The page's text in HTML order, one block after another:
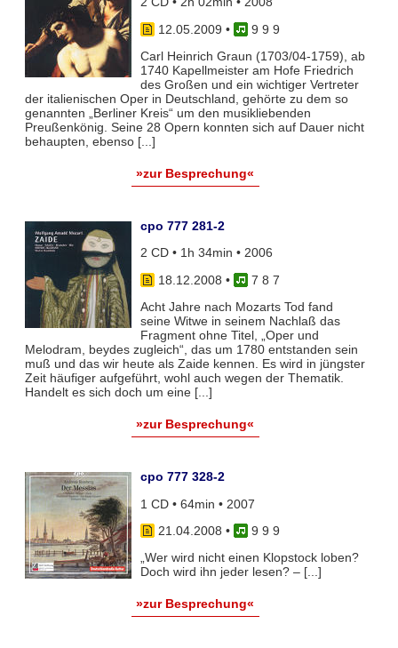
12.05.2009 •
9 9 9
Carl Heinrich Graun (1703/04-1759), ab
1740 Kapellmeister am Hofe Friedrich
des Großen und ein wichtiger Vertreter
der italienischen Oper in Deutschland, gehörte zu dem so
genannten „Berliner Kreis“ um den musikliebenden
Preußenkönig. Seine 28 Opern konnten sich auf Dauer nicht
behaupten, ebenso [...]
»zur Besprechung«
cpo 777 281-2
2 CD • 1h 34min • 2006
18.12.2008 •
7 8 7
Acht Jahre nach Mozarts Tod fand
seine Witwe in seinem Nachlaß das
Fragment ohne Titel, „Oper und
Melodram, beydes zugleich“, das um 1780 entstanden sein
muß und das wir heute als Zaide kennen. Es wird in jüngster
Zeit häufiger aufgeführt, wohl auch wegen der Thematik.
Handelt es sich doch um eine [...]
»zur Besprechung«
cpo 777 328-2
1 CD • 64min • 2007
21.04.2008 •
9 9 9
„Wer wird nicht einen Klopstock loben?
Doch wird ihn jeder lesen? – [...]
»zur Besprechung«